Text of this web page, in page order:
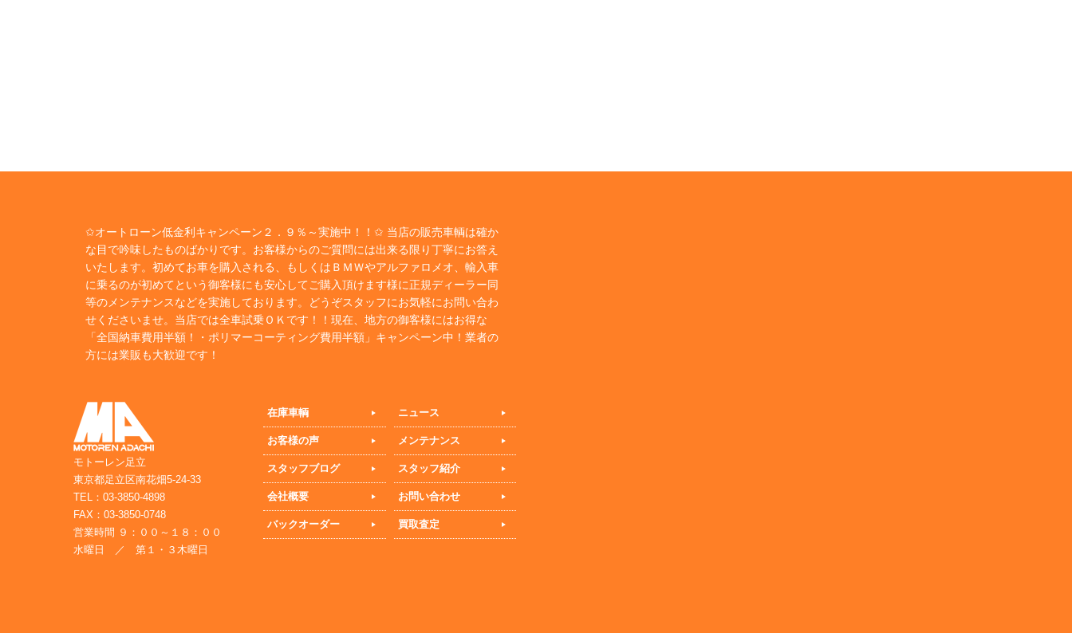
✩オートローン低金利キャンペーン２．９％～実施中！！✩ 当店の販売車輌は確か
な目で吟味したものばかりです。お客様からのご質問には出来る限り丁寧にお答え
いたします。初めてお車を購入される、もしくはＢＭＷやアルファロメオ、輸入車
に乗るのが初めてという御客様にも安心してご購入頂けます様に正規ディーラー同
等のメンテナンスなどを実施しております。どうぞスタッフにお気軽にお問い合わ
せくださいませ。当店では全車試乗ＯＫです！！現在、地方の御客様にはお得な
「全国納車費用半額！・ポリマーコーティング費用半額」キャンペーン中！業者の
方には業販も大歓迎です！
モトーレン足立
東京都足立区南花畑5-24-33
TEL：03-3850-4898
FAX：03-3850-0748
営業時間 ９：００～１８：００
水曜日 ／ 第１・３木曜日
在庫車輌 ニュース
お客様の声 メンテナンス
スタッフブログ スタッフ紹介
会社概要 お問い合わせ
バックオーダー 買取査定